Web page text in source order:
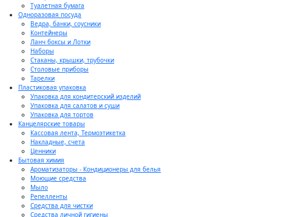
Туалетная бумага
Одноразовая посуда
Ведра, банки, соусники
Контейнеры
Ланч боксы и Лотки
Наборы
Стаканы, крышки, трубочки
Столовые приборы
Тарелки
Пластиковая упаковка
Упаковка для кондитерский изделий
Упаковка для салатов и суши
Упаковка для тортов
Канцелярские товары
Кассовая лента, Термоэтикетка
Накладные, счета
Ценники
Бытовая химия
Ароматизаторы - Кондиционеры для белья
Моющие средства
Мыло
Репелленты
Средства для чистки
Средства личной гигиены